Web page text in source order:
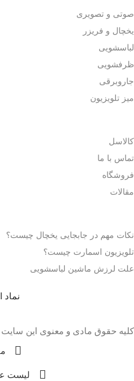
صوتی و تصویری
یخچال و فریزر
لباسشویی
ظرفشویی
جاروبرقی
میز تلویزیون
کالاسل
تماس با ما
فروشگاه
مقالات
نکات مهم در جابجایی یخچال چیست؟
تلویزیون اسمارت چیست؟
علت لرزش ماشین لباسشویی
نماد
کلیه حقوق مادی و معنوی این
لیست